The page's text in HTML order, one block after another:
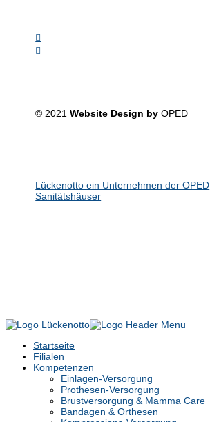


© 2021Website Design by OPED
Lückenotto ein Unternehmen der OPED
Sanitätshäuser
Startseite
Filialen
Kompetenzen
Einlagen-Versorgung
Prothesen-Versorgung
Brustversorgung & Mamma Care
Bandagen & Orthesen